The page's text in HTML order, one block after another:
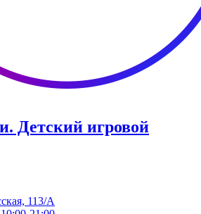
​Детский игровой
113/А